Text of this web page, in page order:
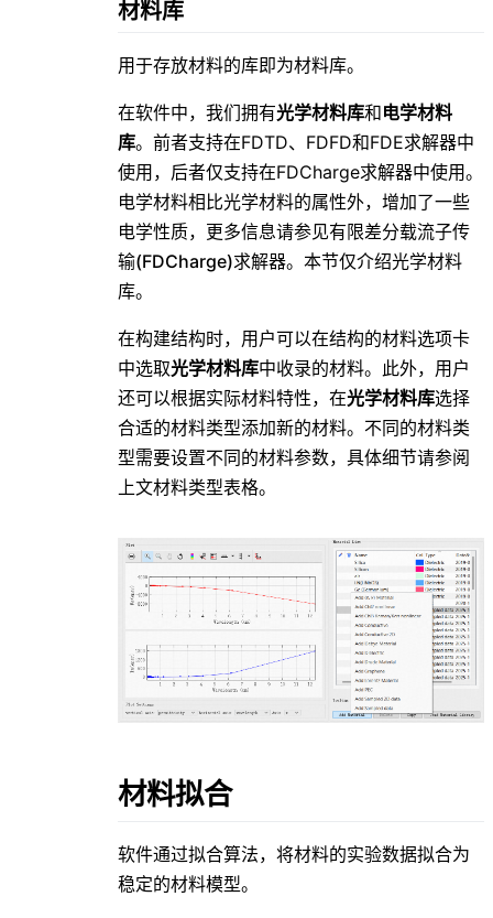
材料库
用于存放材料的库即为材料库。
在软件中，我们拥有光学材料库和电学材料
库。前者支持在FDTD、FDFD和FDE求解器中
使用，后者仅支持在FDCharge求解器中使用。
电学材料相比光学材料的属性外，增加了一些
电学性质，更多信息请参见有限差分载流子传
输(FDCharge)求解器。本节仅介绍光学材料
库。
在构建结构时，用户可以在结构的材料选项卡
中选取光学材料库中收录的材料。此外，用户
还可以根据实际材料特性，在光学材料库选择
合适的材料类型添加新的材料。不同的材料类
型需要设置不同的材料参数，具体细节请参阅
上文材料类型表格。
材料拟合
软件通过拟合算法，将材料的实验数据拟合为
稳定的材料模型。